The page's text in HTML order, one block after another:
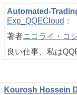
Automated-
Exp_QQECloud ：
著者ニコライ・コ
良い仕事、私は
Kourosh Hossein